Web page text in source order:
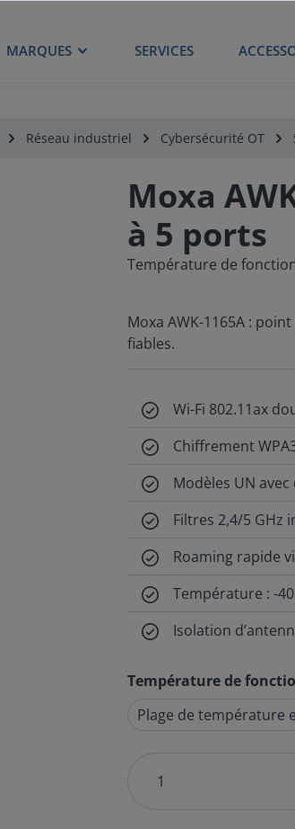
MARQUES SERVICES
Réseau industriel Cybersécurité OT
Moxa
à 5 ports
Température de
Moxa AWK-1165A :
fiables.
Wi-Fi 802.11ax
Chiffrement
Modèles UN
Filtres 2,4/5 GHz
Roaming rapide
Température : -40
Isolation
Température de
Plage de température